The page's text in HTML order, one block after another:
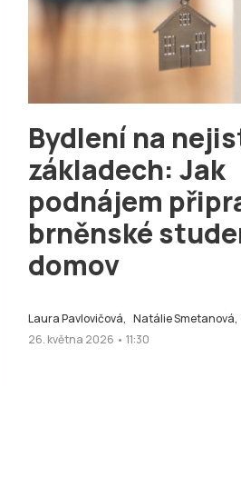
Bydlení na
základech: Jak
podnájem
brněnské
domov
Laura Pavlovičová, Natálie Smetanová,
26. května 2026 • 11:30